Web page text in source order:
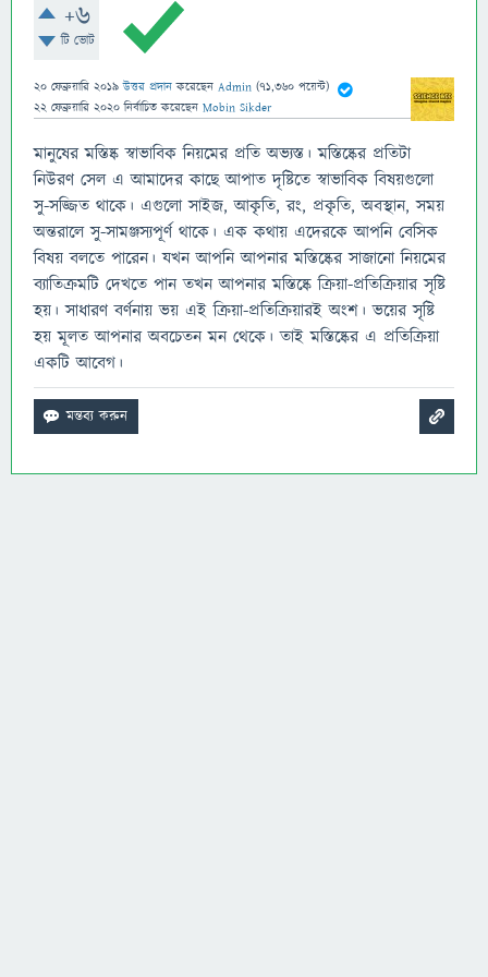
+6
টি ভোট
20 ফেব্রুয়ারি 2019 উত্তর প্রদান করেছেন Admin (71,360 পয়েন্ট)
22 ফেব্রুয়ারি 2020 নির্বাচিত করেছেন Mobin Sikder
মানুষের মস্তিষ্ক স্বাভাবিক নিয়মের প্রতি অভ্যস্ত। মস্তিষ্কের প্রতিটা
নিউরণ সেল এ আমাদের কাছে আপাত দৃষ্টিতে স্বাভাবিক বিষয়গুলো
সু-সজ্জিত থাকে। এগুলো সাইজ, আকৃতি, রং, প্রকৃতি, অবস্থান, সময়
অন্তরালে সু-সামঞ্জস্যপূর্ণ থাকে। এক কথায় এদেরকে আপনি বেসিক
বিষয় বলতে পারেন। যখন আপনি আপনার মস্তিষ্কের সাজানো নিয়মের
ব্যাতিক্রমটি দেখতে পান তখন আপনার মস্তিষ্কে ক্রিয়া-প্রতিক্রিয়ার সৃষ্টি
হয়। সাধারণ বর্ণনায় ভয় এই ক্রিয়া-প্রতিক্রিয়ারই অংশ। ভয়ের সৃষ্টি
হয় মূলত আপনার অবচেতন মন থেকে। তাই মস্তিষ্কের এ প্রতিক্রিয়া
একটি আবেগ।